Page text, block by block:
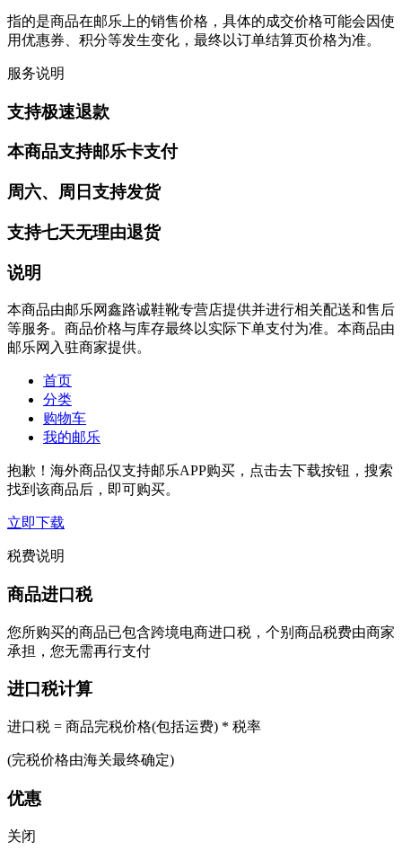
指的是商品在邮乐上的销售价格，具体的成交价格可能会因使
用优惠券、积分等发生变化，最终以订单结算页价格为准。
服务说明
支持极速退款
本商品支持邮乐卡支付
周六、周日支持发货
支持七天无理由退货
说明
本商品由邮乐网鑫路诚鞋靴专营店提供并进行相关配送和售后
等服务。商品价格与库存最终以实际下单支付为准。本商品由
邮乐网入驻商家提供。
首页
分类
购物车
我的邮乐
抱歉！海外商品仅支持邮乐APP购买，点击去下载按钮，搜索
找到该商品后，即可购买。
立即下载
税费说明
商品进口税
您所购买的商品已包含跨境电商进口税，个别商品税费由商家
承担，您无需再行支付
进口税计算
进口税 = 商品完税价格(包括运费) * 税率
(完税价格由海关最终确定)
优惠
关闭